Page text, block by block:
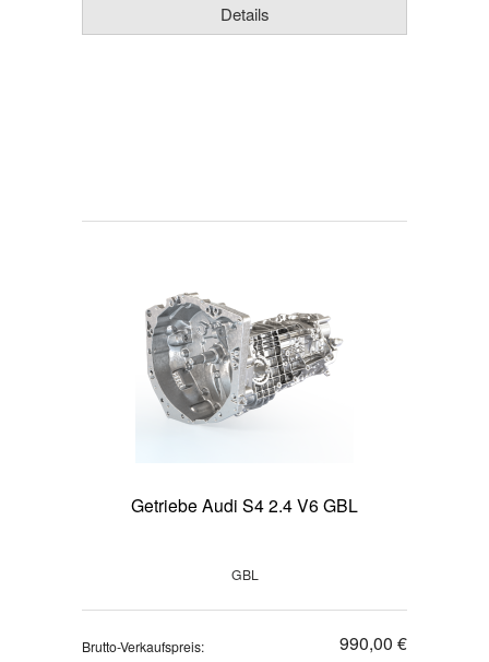
Details
Getriebe Audi S4 2.4 V6 GBL
GBL
Brutto-Verkaufspreis: 990,00 €